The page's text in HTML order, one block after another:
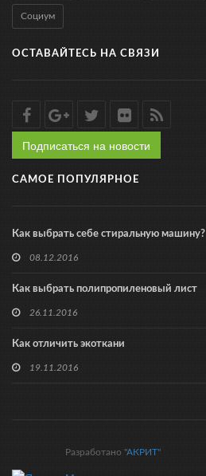
Социум
ОСТАВАЙТЕСЬ НА СВЯЗИ
Подписаться на новости
САМОЕ ПОПУЛЯРНОЕ
Как выбрать себе стиральную машину?
08.12.2016
Как выбрать полипропиленовый лист
26.11.2016
Как отличить экоткани
19.11.2016
Разработано "АКРИТ"